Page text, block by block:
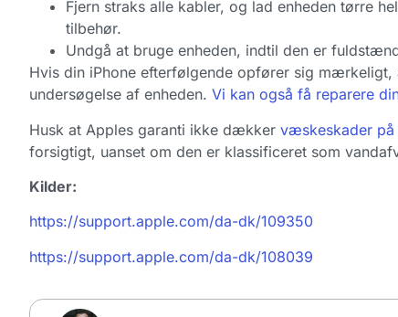
Fjern straks alle kabler, og lad enheden tørre
tilbehør.
Undgå at bruge enheden, indtil den er
Hvis din iPhone efterfølgende opfører sig
undersøgelse af enheden. Vi kan også få reparere
Husk at Apples garanti ikke dækker væskeskader på
forsigtigt, uanset om den er klassificeret som
Kilder:
https://support.apple.com/da-dk/109350
https://support.apple.com/da-dk/108039